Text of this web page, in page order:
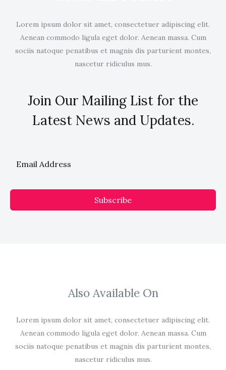
Lorem ipsum dolor sit amet, consectetuer adipiscing elit.
Aenean commodo ligula eget dolor. Aenean massa. Cum
sociis natoque penatibus et magnis dis parturient montes,
nascetur ridiculus mus.
Join Our Mailing List for the
Latest News and Updates.
Subscribe
Also Available On
Lorem ipsum dolor sit amet, consectetuer adipiscing elit.
Aenean commodo ligula eget dolor. Aenean massa. Cum
sociis natoque penatibus et magnis dis parturient montes,
nascetur ridiculus mus.